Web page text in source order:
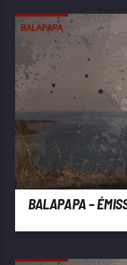
BALAPAPA
BALAPAPA –